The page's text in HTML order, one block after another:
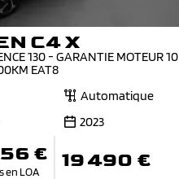
C4 X
130 - GARANTIE MOTEUR 10
EAT8
Automatique
2023
€
en LOA 19 490 €